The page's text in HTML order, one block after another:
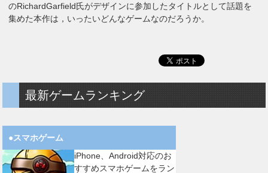
のRichardGarfield氏がデザインに参加したタイトルとして話題を
集めた本作は，いったいどんなゲームなのだろうか。
最新ゲームランキング
●スマホゲーム
iPhone、Android対応のお
すすめスマホゲームをラン